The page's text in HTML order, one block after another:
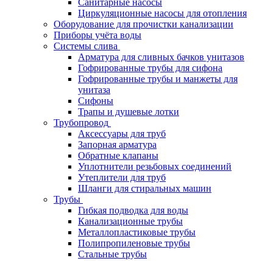
Циркуляционные насосы для отопления
Оборудование для прочистки канализации
Приборы учёта воды
Системы слива
Арматура для сливных бачков унитазов
Гофрированные трубы для сифона
Гофрированные трубы и манжеты для
унитаза
Сифоны
Трапы и душевые лотки
Трубопровод
Аксессуары для труб
Запорная арматура
Обратные клапаны
Уплотнители резьбовых соединений
Утеплители для труб
Шланги для стиральных машин
Трубы
Гибкая подводка для воды
Канализационные трубы
Металлопластиковые трубы
Полипропиленовые трубы
Стальные трубы